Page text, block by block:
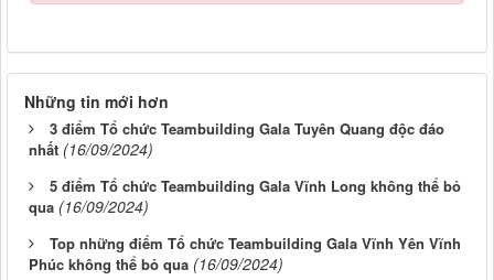
Những tin mới hơn
3 điểm Tổ chức Teambuilding Gala Tuyên Quang độc đáo
nhất (16/09/2024)
5 điểm Tổ chức Teambuilding Gala Vĩnh Long không thể bỏ
qua (16/09/2024)
Top những điểm Tổ chức Teambuilding Gala Vĩnh Yên Vĩnh
Phúc không thể bỏ qua (16/09/2024)